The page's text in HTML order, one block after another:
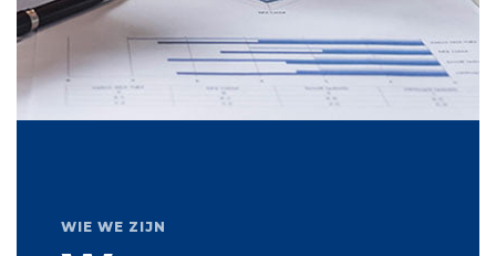
WIE WE ZIJN